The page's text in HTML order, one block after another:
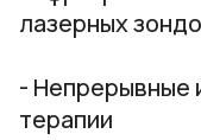
лазерных
- Непрерывные
терапии